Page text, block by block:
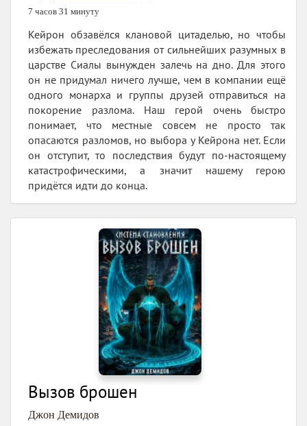
7 часов 31 минуту
Кейрон обзавёлся клановой цитаделью, но чтобы
избежать преследования от сильнейших разумных в
царстве Сиалы вынужден залечь на дно. Для этого
он не придумал ничего лучше, чем в компании ещё
одного монарха и группы друзей отправиться на
покорение разлома. Наш герой очень быстро
понимает, что местные совсем не просто так
опасаются разломов, но выбора у Кейрона нет. Если
он отступит, то последствия будут по-настоящему
катастрофическими, а значит нашему герою
придётся идти до конца.
Вызов брошен
Джон Демидов